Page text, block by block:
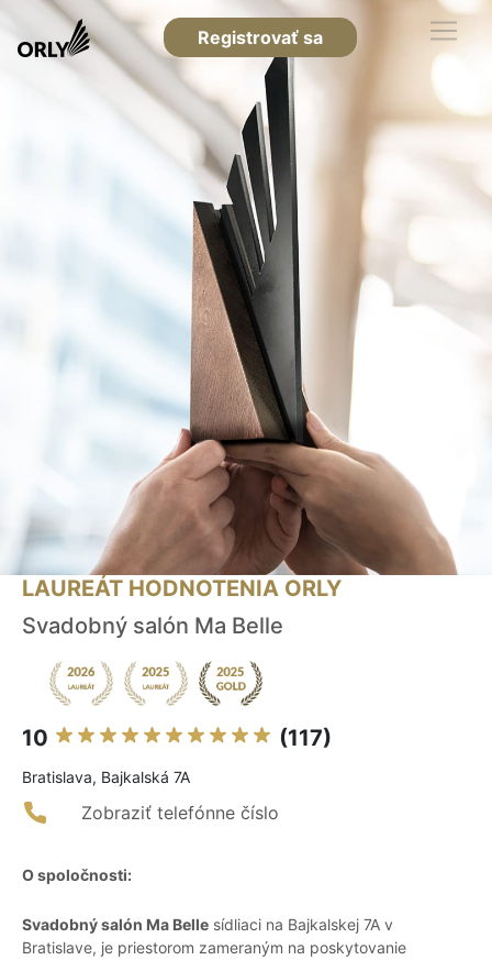
Registrovať sa
LAUREÁT HODNOTENIA ORLY
Svadobný salón Ma Belle
10 (117)
Bratislava, Bajkalská 7A
Zobraziť telefónne číslo
O spoločnosti:
Svadobný salón Ma Belle sídliaci na Bajkalskej 7A v
Bratislave, je priestorom zameraným na poskytovanie